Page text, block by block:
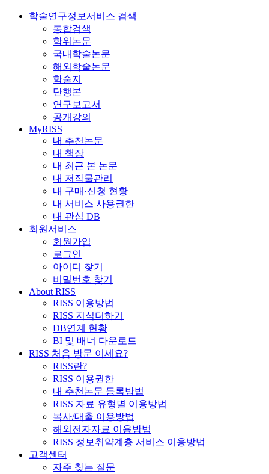
학술연구정보서비스 검색
통합검색
학위논문
국내학술논문
해외학술논문
학술지
단행본
연구보고서
공개강의
MyRISS
내 추천논문
내 책장
내 최근 본 논문
내 저작물관리
내 구매·신청 현황
내 서비스 사용권한
내 관심 DB
회원서비스
회원가입
로그인
아이디 찾기
비밀번호 찾기
About RISS
RISS 이용방법
RISS 지식더하기
DB연계 현황
BI 및 배너 다운로드
RISS 처음 방문 이세요?
RISS란?
RISS 이용권한
내 추천논문 등록방법
RISS 자료 유형별 이용방법
복사/대출 이용방법
해외전자자료 이용방법
RISS 정보취약계층 서비스 이용방법
고객센터
자주 찾는 질문